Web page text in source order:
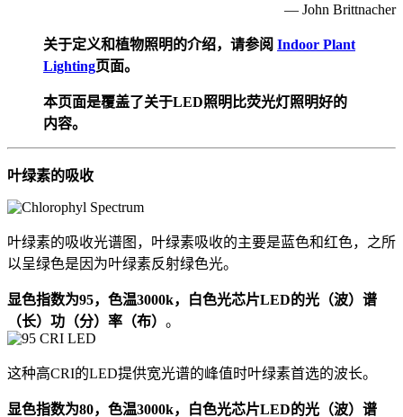
— John Brittnacher
关于定义和植物照明的介绍，请参阅 Indoor Plant
Lighting页面。
本页面是覆盖了关于LED照明比荧光灯照明好的
内容。
叶绿素的吸收
叶绿素的吸收光谱图，叶绿素吸收的主要是蓝色和红色，之所
以呈绿色是因为叶绿素反射绿色光。
显色指数为95，色温3000k，白色光芯片LED的光（波）谱
（长）功（分）率（布） 。
这种高CRI的LED提供宽光谱的峰值时叶绿素首选的波长。
显色指数为80，色温3000k，白色光芯片LED的光（波）谱